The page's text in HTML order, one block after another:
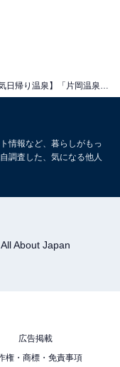
情報など、暮らしがもっ
調査した、気になる他人
All About Japan
広告掲載
権・商標・免責事項